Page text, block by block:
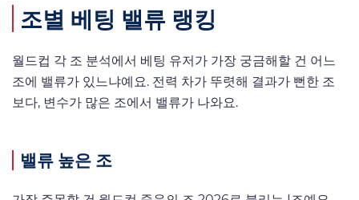
조별 베팅 밸류 랭킹
월드컵 각 조 분석에서 베팅 유저가 가장 궁금해할 건 어느
조에 밸류가 있느냐예요. 전력 차가 뚜렷해 결과가 뻔한 조
보다, 변수가 많은 조에서 밸류가 나와요.
밸류 높은 조